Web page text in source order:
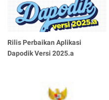
Rilis Perbaikan Aplikasi
Dapodik Versi 2025.a